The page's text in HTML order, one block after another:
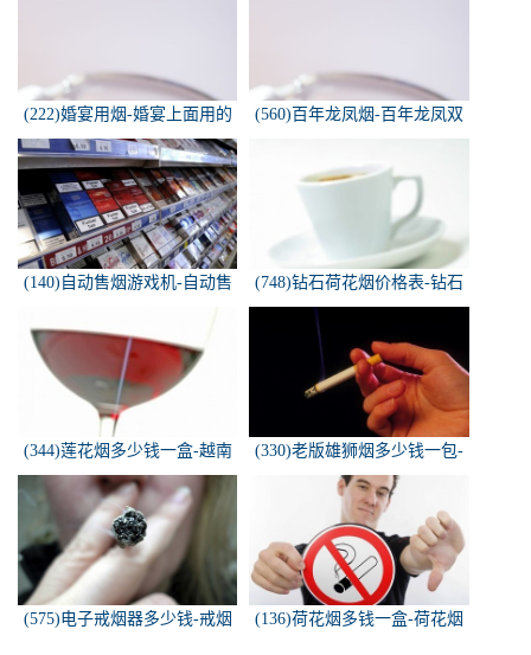
(222)婚宴用烟-婚宴上面用的
烟是怎样的
(560)百年龙凤烟-百年龙凤双
(140)自动售烟游戏机-自动售
(748)钻石荷花烟价格表-钻石
荷花烟多少钱一包
(344)莲花烟多少钱一盒-越南
莲花香烟这款多少钱一条？
(330)老版雄狮烟多少钱一包-
雄狮烟多少钱一包了哦！
(575)电子戒烟器多少钱-戒烟
(136)荷花烟多钱一盒-荷花烟